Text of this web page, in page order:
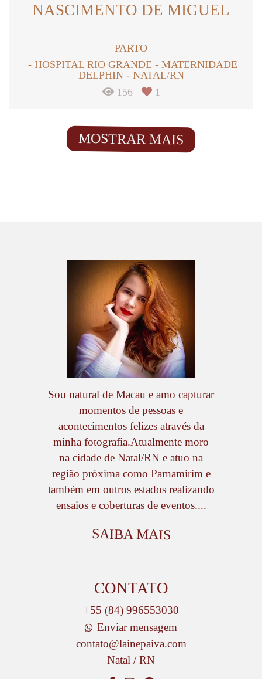
NASCIMENTO DE MIGUEL
PARTO
HOSPITAL RIO GRANDE - MATERNIDADE
DELPHIN - NATAL/RN
156
1
MOSTRAR MAIS
Sou natural de Macau e amo capturar
momentos de pessoas e
acontecimentos felizes através da
minha fotografia.Atualmente moro
na cidade de Natal/RN e atuo na
região próxima como Parnamirim e
também em outros estados realizando
ensaios e coberturas de eventos....
SAIBA MAIS
CONTATO
+55 (84) 996553030
Enviar mensagem
contato@lainepaiva.com
Natal / RN